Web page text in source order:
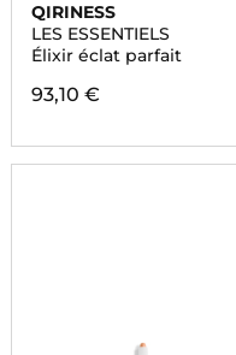
QIRINESS
LES ESSENTIELS
Élixir éclat parfait
93,10 €